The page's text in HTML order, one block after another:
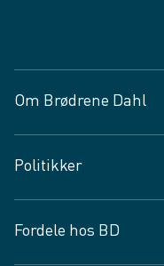
Om Brødrene Dahl
Vagttelefon 30 10 89 89
Spørgsmål og svar
Job og karriere
Politikker
Privatlivspolitik
Fordele hos BD